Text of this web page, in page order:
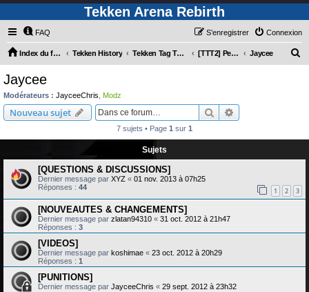
Tekken Arena Rebirth
FAQ Connexion
S’enregistrer
Index du forum Tekken History Tekken Tag Tournament 2 [TTT2] Personnages Jaycee
e
r
Jaycee
Modérateurs : JayceeChris Modz
Nouveau sujet Rechercher
7 sujets • Page 1 sur 1
Sujets
[QUESTIONS & DISCUSSIONS]
Dernier message par XYZ « 01 nov. 2013 à 07h25
Réponses : 44 1 2 3
[NOUVEAUTES & CHANGEMENTS]
Dernier message par zlatan94310 « 31 oct. 2012 à 21h47
Réponses : 3
[VIDEOS]
Dernier message par koshimae « 23 oct. 2012 à 20h29
Réponses : 1
[PUNITIONS]
Dernier message par JayceeChris « 29 sept. 2012 à 23h32